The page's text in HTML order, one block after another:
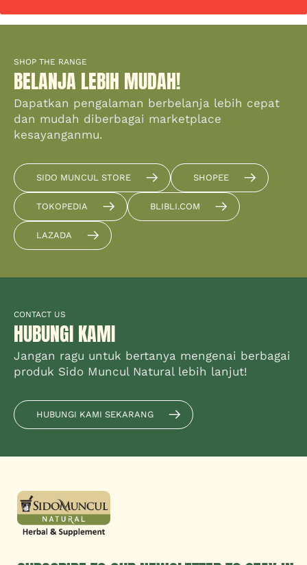
SHOP THE RANGE
BELANJA LEBIH MUDAH!
Dapatkan pengalaman berbelanja lebih cepat
dan mudah diberbagai marketplace
kesayanganmu.
SIDO MUNCUL STORE SHOPEE
TOKOPEDIA BLIBLI.COM
LAZADA
CONTACT US
HUBUNGI KAMI
Jangan ragu untuk bertanya mengenai berbagai
produk Sido Muncul Natural lebih lanjut!
HUBUNGI KAMI SEKARANG